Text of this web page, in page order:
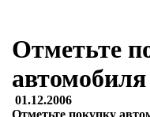
Отметьте
01.12.2006
Отметьте покупку